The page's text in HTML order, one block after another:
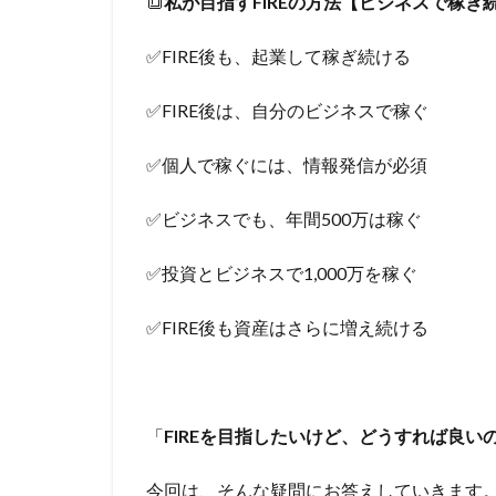
✅FIRE後も、起業して稼ぎ続ける
✅FIRE後は、自分のビジネスで稼ぐ
✅個人で稼ぐには、情報発信が必須
✅ビジネスでも、年間500万は稼ぐ
✅投資とビジネスで1,000万を稼ぐ
✅FIRE後も資産はさらに増え続ける
「FIREを目指したいけど、どうすれば良い
今回は、そんな疑問にお答えしていきます。